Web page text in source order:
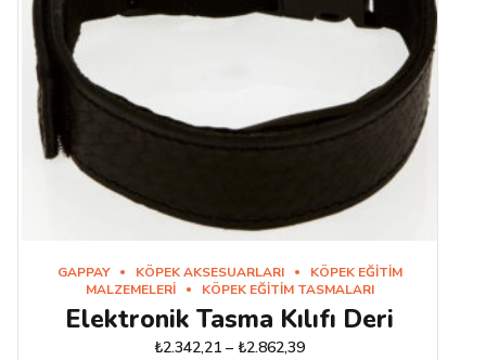
GAPPAY KÖPEK AKSESUARLARI
KÖPEK EĞITIM
MALZEMELERI
KÖPEK EĞITIM TASMALARI
Elektronik Tasma Kılıfı Deri
₺2.342,21 – ₺2.862,39